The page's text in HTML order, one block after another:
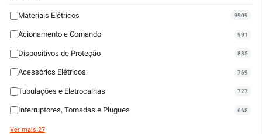
Materiais Elétricos 9909
Acionamento e Comando 991
Dispositivos de Proteção 835
Acessórios Elétricos 769
Tubulações e Eletrocalhas 727
Interruptores, Tomadas e Plugues 668
Ver mais 27